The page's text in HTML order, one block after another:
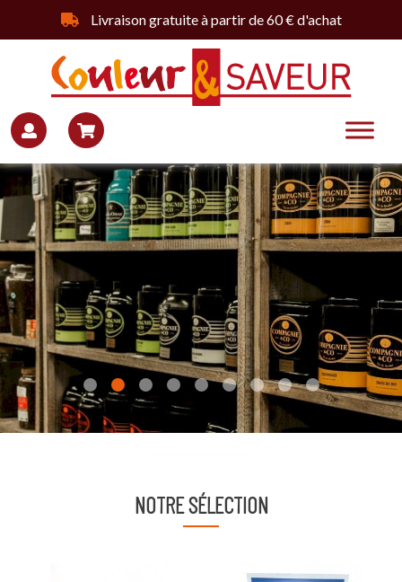
Livraison gratuite à partir de 60 € d'achat
NOTRE SÉLECTION